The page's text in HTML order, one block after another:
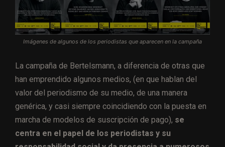
Imágenes de algunos de los periodistas que aparecen en la campaña
La campaña de Bertelsmann, a diferencia de otras que
han emprendido algunos medios, (en que hablan del
valor del periodismo de su medio, de una manera
genérica, y casi siempre coincidiendo con la puesta en
marcha de modelos de suscripción de pago), se
centra en el papel de los periodistas y su